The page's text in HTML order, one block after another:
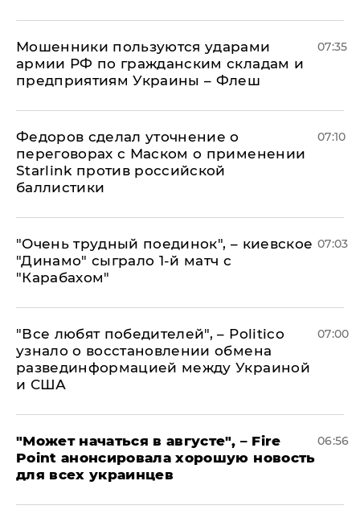
Мошенники пользуются ударами
армии РФ по гражданским складам и
предприятиям Украины – Флеш
07:35
Федоров сделал уточнение о
переговорах с Маском о применении
Starlink против российской
баллистики
07:10
"Очень трудный поединок", – киевское
"Динамо" сыграло 1-й матч с
"Карабахом"
07:03
​"Все любят победителей", – Politico
узнало о восстановлении обмена
развединформацией между Украиной
и США
07:00
"Может начаться в августе", – Fire
Point анонсировала хорошую новость
для всех украинцев
06:56